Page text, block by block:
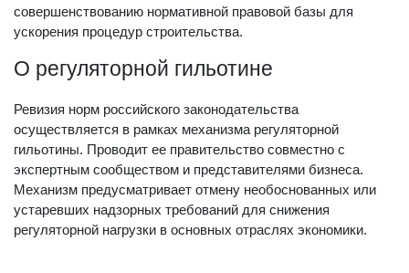
совершенствованию нормативной правовой базы для
ускорения процедур строительства.
О регуляторной гильотине
Ревизия норм российского законодательства
осуществляется в рамках механизма регуляторной
гильотины. Проводит ее правительство совместно с
экспертным сообществом и представителями бизнеса.
Механизм предусматривает отмену необоснованных или
устаревших надзорных требований для снижения
регуляторной нагрузки в основных отраслях экономики.